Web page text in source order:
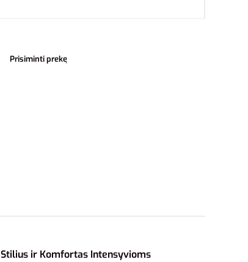
Prisiminti prekę
Stilius ir Komfortas Intensyvioms